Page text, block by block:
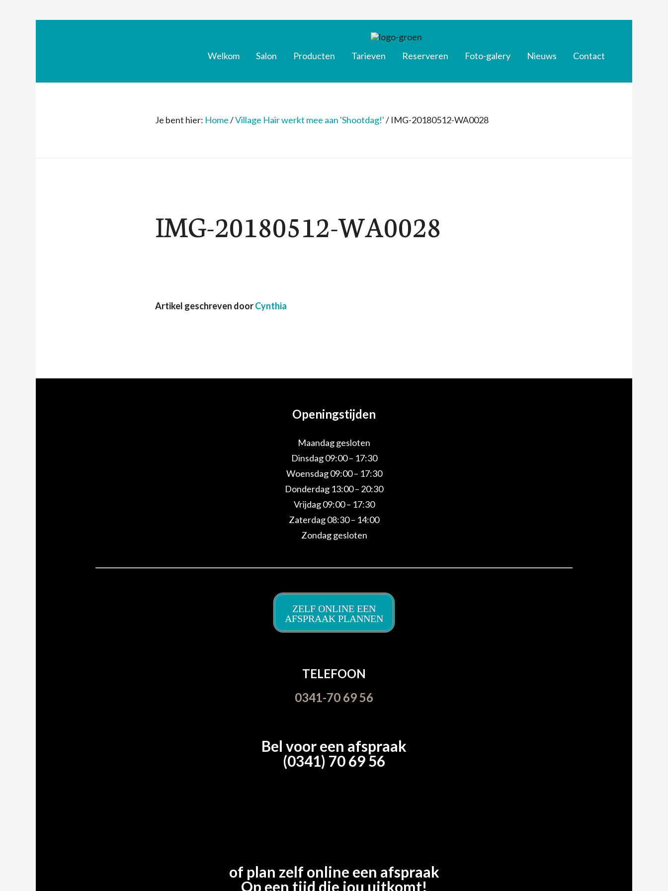
Welkom Salon Producten Tarieven Reserveren Foto-galery Nieuws Contact
Je bent hier: Home/Village Hair werkt mee aan 'Shootdag!'/ IMG-20180512-WA0028
IMG-20180512-WA0028
Artikel geschreven doorCynthia
Openingstijden
Maandag gesloten
Dinsdag 09:00 – 17:30
Woensdag 09:00 – 17:30
Donderdag 13:00 – 20:30
Vrijdag 09:00 – 17:30
Zaterdag 08:30 – 14:00
Zondag gesloten
ZELF ONLINE EEN
AFSPRAAK PLANNEN
TELEFOON
0341-70 69 56
Bel voor een afspraak
(0341) 70 69 56
of plan zelf online een afspraak
Op een tijd die jou uitkomt!